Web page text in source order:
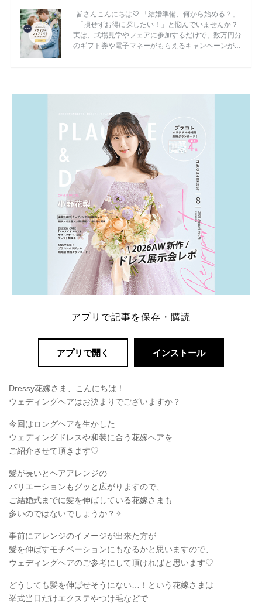
皆さんこんにちは♡ 「結婚準備、何から始める？」
「損せずお得に探したい！」と悩んでいませんか？
実は、式場見学やフェアに参加するだけで、数万円分
のギフト券や電子マネーがもらえるキャンペーンがあ
ため、比較せずに選ぶと損をしてしまうことも……。
一番お得？」「プラコレの特典は？」といった疑問も
解決します。 まずは診断で候補を絞れる「ウェディ
ング診断」か、体験型 […]続きを読む
アプリで記事を保存・購読
アプリで開く インストール
Dressy花嫁さま、こんにちは！
ウェディングヘアはお決まりでございますか？
今回はロングヘアを生かした
ウェディングドレスや和装に合う花嫁ヘアを
ご紹介させて頂きます♡
髪が長いとヘアアレンジの
バリエーションもグッと広がりますので、
ご結婚式までに髪を伸ばしている花嫁さまも
多いのではないでしょうか？✧
事前にアレンジのイメージが出来た方が
髪を伸ばすモチベーションにもなるかと思いますので、
ウェディングヘアのご参考にして頂ければと思います♡
どうしても髪を伸ばせそうにない…！という花嫁さまは
挙式当日だけエクステやつけ毛などで